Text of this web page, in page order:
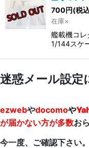
700円(税
在庫×
艦載機コ
1/144スケ
迷惑メール設定
ezwebやdocomoや
が届かない方が多数お
今一度、ご確認下さい。